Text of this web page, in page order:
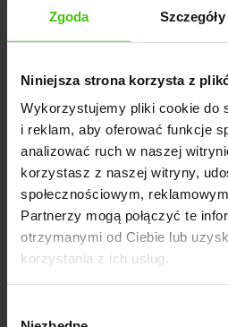
Zgoda Szczegóły
Niniejsza strona korzysta z
Wykorzystujemy pliki cookie do
i reklam, aby oferować funkcje
analizować ruch w naszej
korzystasz z naszej witryny,
społecznościowym,
Partnerzy mogą połączyć te
otrzymanymi od Ciebie lub
korzystania z ich usług.
pozycjonowania.
Oczekiwania klienta
potrzebny, aby osiągnąć
i oczekiwania pomogą
odpowiedniej strategii,
wypracowania realnych
celów pozwoli na
mierzenie sukcesu projektu.
celów i oczekiwań trudno